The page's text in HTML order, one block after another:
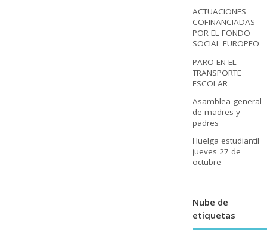
ACTUACIONES
COFINANCIADAS
POR EL FONDO
SOCIAL EUROPEO
PARO EN EL
TRANSPORTE
ESCOLAR
Asamblea general
de madres y
padres
Huelga estudiantil
jueves 27 de
octubre
Nube de
etiquetas